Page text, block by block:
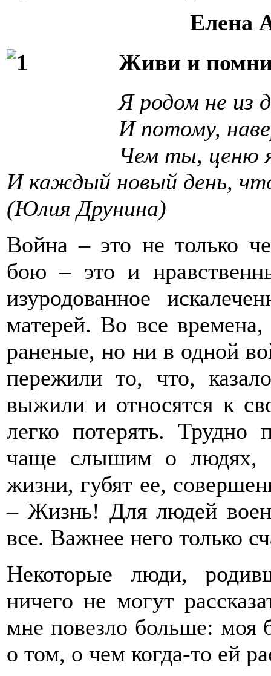
Елена
Живи и
Я родом не из
И потому,
Чем ты, ценю
И каждый новый день,
(Юлия Друнина)
Война – это не только
бою – это и
изуродованное
матерей. Во все
раненые, но ни в одной
пережили то, что,
выжили и относятся к
легко потерять. Трудно
чаще слышим о людях,
жизни, губят ее,
– Жизнь! Для людей
все. Важнее него только
Некоторые люди,
ничего не могут
мне повезло больше: моя
о том, о чем когда-то ей